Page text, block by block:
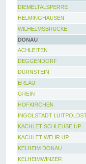
DIEMELTALSPERRE
HELMINGHAUSEN
WILHELMSBRÜCKE
DONAU
ACHLEITEN
DEGGENDORF
DÜRNSTEIN
ERLAU
GREIN
HOFKIRCHEN
INGOLSTADT
KACHLET SCHLEUSE UP
KACHLET WEHR UP
KELHEIM DONAU
KELHEIMWINZER